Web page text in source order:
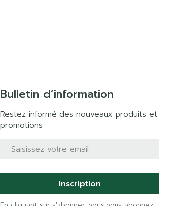
Bulletin d’information
Restez informé des nouveaux produits et
promotions
Adresse mail
Inscription